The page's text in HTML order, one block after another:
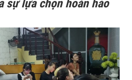
sự lựa chọn hoàn hảo